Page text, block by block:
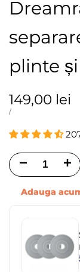
plinte
Preț
redus
149,00 lei
PREȚ
/PER
Scade
cantitatea
Mop
rotativ
Mop
Adauga